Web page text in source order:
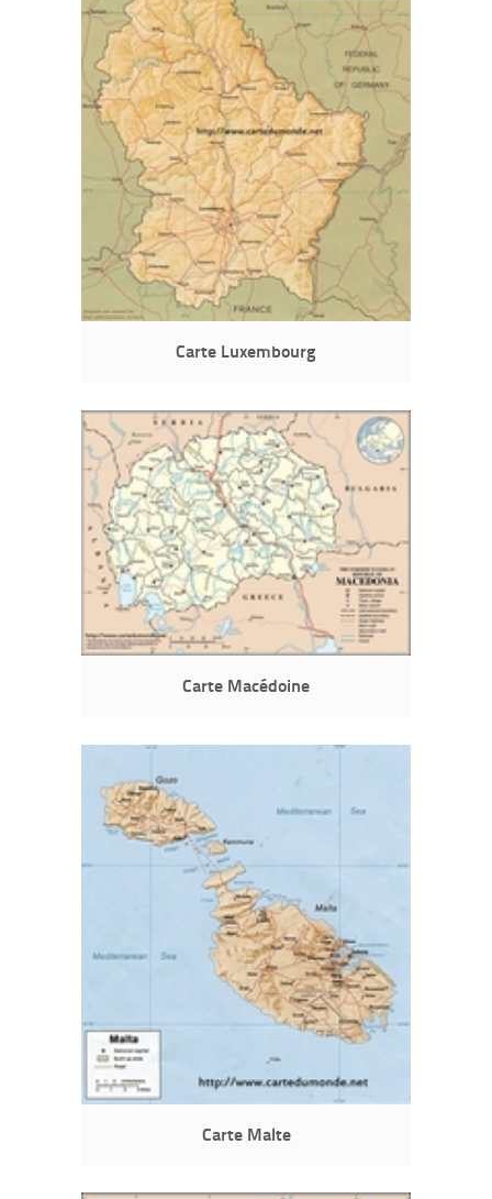
Carte Luxembourg
Carte Macédoine
Carte Malte